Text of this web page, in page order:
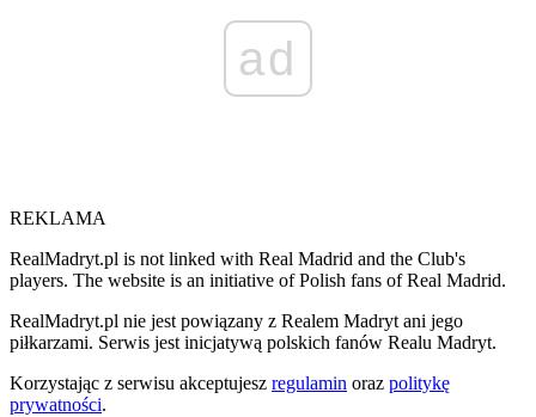
ad
REKLAMA
RealMadryt.pl is not linked with Real Madrid and the Club's
players. The website is an initiative of Polish fans of Real Madrid.
RealMadryt.pl nie jest powiązany z Realem Madryt ani jego
piłkarzami. Serwis jest inicjatywą polskich fanów Realu Madryt.
Korzystając z serwisu akceptujesz regulamin oraz politykę
prywatności.